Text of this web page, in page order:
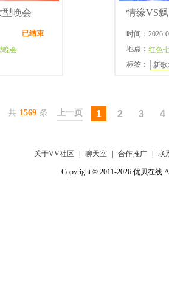
晚会
晚会
已结束
时间：2026-
地点： 红色
标签：
新
共 1569 条 上一页 1 2 3 4
关于VV社区 聊天室 合作推广 联
Copyright © 2011-2026 优贝在线